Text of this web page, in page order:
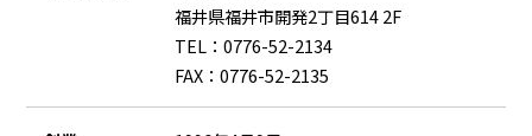
サーフボードヒストリー
福井県福井市開発2丁目614 2F
TEL： 0776-52-2134
FAX：0776-52-2135